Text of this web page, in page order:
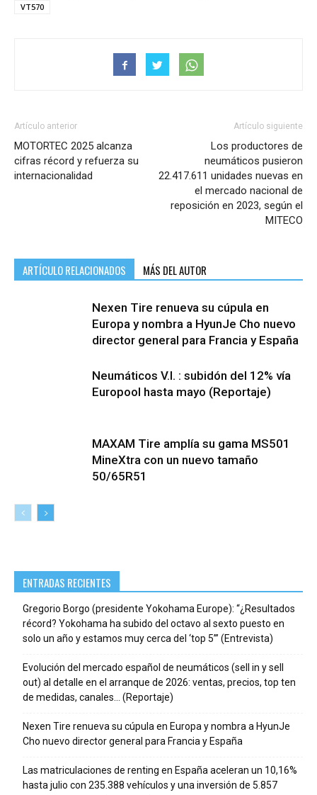
VT570
Artículo anterior
MOTORTEC 2025 alcanza
cifras récord y refuerza su
internacionalidad
Artículo siguiente
Los productores de
neumáticos pusieron
22.417.611 unidades nuevas en
el mercado nacional de
reposición en 2023, según el
MITECO
ARTÍCULO RELACIONADOS MÁS DEL AUTOR
Nexen Tire renueva su cúpula en
Europa y nombra a HyunJe Cho nuevo
director general para Francia y España
Neumáticos V.I. : subidón del 12% vía
Europool hasta mayo (Reportaje)
MAXAM Tire amplía su gama MS501
MineXtra con un nuevo tamaño
50/65R51
ENTRADAS RECIENTES
Gregorio Borgo (presidente Yokohama Europe): “¿Resultados
récord? Yokohama ha subido del octavo al sexto puesto en
solo un año y estamos muy cerca del ‘top 5’” (Entrevista)
Evolución del mercado español de neumáticos (sell in y sell
out) al detalle en el arranque de 2026: ventas, precios, top ten
de medidas, canales… (Reportaje)
Nexen Tire renueva su cúpula en Europa y nombra a HyunJe
Cho nuevo director general para Francia y España
Las matriculaciones de renting en España aceleran un 10,16%
hasta julio con 235.388 vehículos y una inversión de 5.857